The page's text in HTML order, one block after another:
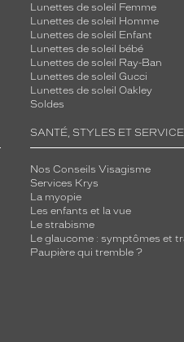
Lunettes de soleil Femme
Lunettes de soleil Homme
Lunettes de soleil Enfant
Lunettes de soleil bébé
Lunettes de soleil Ray-Ban
Lunettes de soleil Gucci
Lunettes de soleil Oakley
Soldes
SANTÉ, STYLES ET
Nos Conseils Visagisme
Services Krys
La myopie
Les enfants et la vue
Le strabisme
Le glaucome : symptômes et
Paupière qui tremble ?